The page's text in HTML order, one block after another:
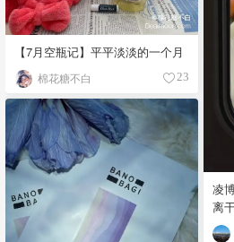
【7月空瓶记】平平淡淡的一个月
棉花糖不白 23
凌
离